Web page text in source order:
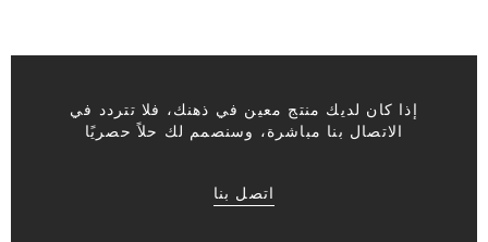
إذا كان لديك منتج معين في ذهنك، فلا تتردد في
الاتصال بنا مباشرة، وسنصمم لك حلاً حصريًا
اتصل بنا